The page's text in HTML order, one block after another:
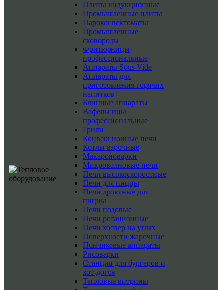
Плиты индукционные
Промышленные плиты
Пароконвектоматы
Промышленные
сковороды
Фритюрницы
профессиональные
Аппараты Sous Vide
Аппараты для
приготовления горячих
напитков
Блинные аппараты
Вафельницы
профессиональные
Грили
Конвекционные печи
Котлы варочные
Макароноварки
Микроволновые печи
Печи высокоскоростные
Печи для пиццы
Печи дровяные для
пиццы
Печи подовые
Печи ротационные
Печи хоспер на углях
Поверхности жарочные
Пончиковые аппараты
Рисоварки
Станции для бургеров и
хот-догов
Тепловые витрины